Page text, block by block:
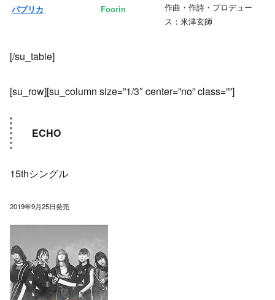
パプリカ Foorin
作曲・作詩・プロデュー
ス：米津玄師
[/su_table]
[su_row][su_column size=”1/3″ center=”no” class=””]
ECHO
15thシングル
2019年9月25日発売